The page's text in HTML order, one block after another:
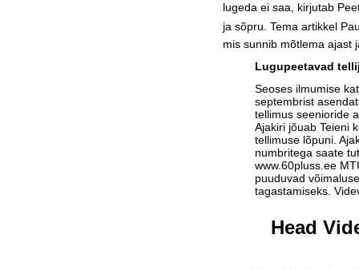
lugeda ei saa, kirjutab
ja sõpru. Tema artikkel
mis sunnib mõtlema ajast
Lugupeetavad
Seoses ilmumise
septembrist
tellimus seenioride
Ajakiri jõuab Teieni
tellimuse lõpuni.
numbritega saate
www.60pluss.ee
puuduvad
tagastamiseks.
Head